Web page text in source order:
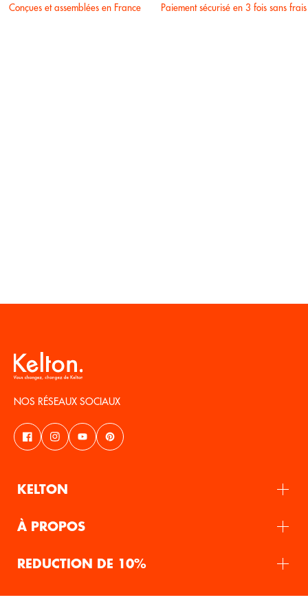
Conçues et assemblées en France Paiement sécurisé en 3 fois sans frais
NOS RÉSEAUX SOCIAUX
KELTON
À PROPOS
REDUCTION DE 10%